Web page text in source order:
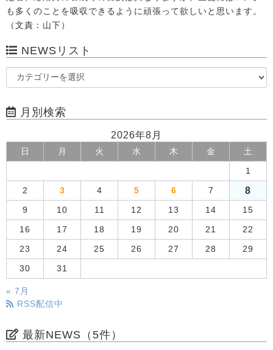
も多くのことを吸収できるように頑張って欲しいと思います。
（文責：山下）
NEWSリスト
月別検索
2026年8月
日 月 火 水 木 金 土
1
2 3 4 5 6 7 8
9 10 11 12 13 14 15
16 17 18 19 20 21 22
23 24 25 26 27 28 29
30 31
« 7月
RSS配信中
最新NEWS（5件）